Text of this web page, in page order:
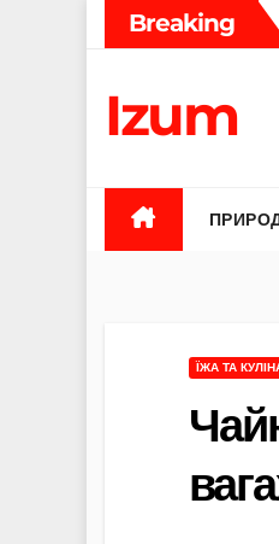
Breaking
укус, отрута чи лише
Izum
ЇЖА ТА